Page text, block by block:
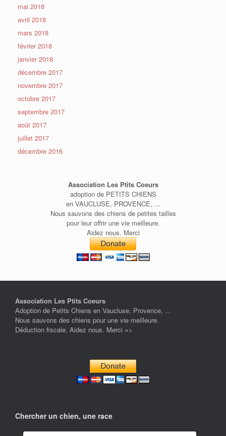
mai 2018
avril 2018
mars 2018
février 2018
janvier 2018
décembre 2017
novembre 2017
octobre 2017
septembre 2017
août 2017
juillet 2017
décembre 2016
Association Les Ptits Coeurs
adoption de PETITS CHIENS
en VAUCLUSE, PROVENCE, ...
Nous sauvons des chiens de petites tailles
pour leur offrir une vie meilleure.
Aidez nous. Merci
Association Les Ptits Coeurs
Adoption de Petits Chiens en Vaucluse, Provence, ...
Nous sauvons des chiens pour une vie meilleure.
Déduction fiscale. Aidez nous. Merci =>
Chercher un chien, une race